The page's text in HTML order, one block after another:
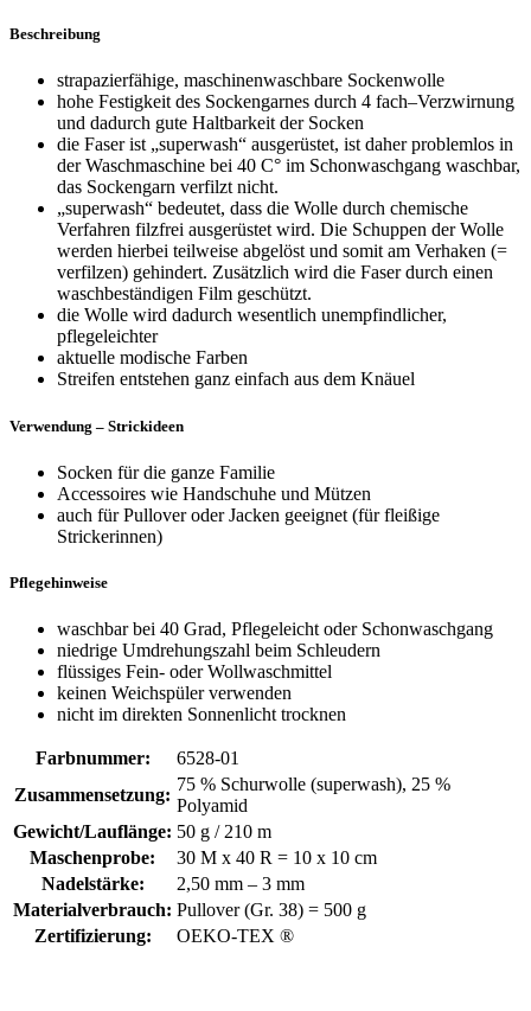
Beschreibung
strapazierfähige, maschinenwaschbare Sockenwolle
hohe Festigkeit des Sockengarnes durch 4 fach–Verzwirnung
und dadurch gute Haltbarkeit der Socken
die Faser ist „superwash“ ausgerüstet, ist daher problemlos in
der Waschmaschine bei 40 C° im Schonwaschgang waschbar,
das Sockengarn verfilzt nicht.
„superwash“ bedeutet, dass die Wolle durch chemische
Verfahren filzfrei ausgerüstet wird. Die Schuppen der Wolle
werden hierbei teilweise abgelöst und somit am Verhaken (=
verfilzen) gehindert. Zusätzlich wird die Faser durch einen
waschbeständigen Film geschützt.
die Wolle wird dadurch wesentlich unempfindlicher,
pflegeleichter
aktuelle modische Farben
Streifen entstehen ganz einfach aus dem Knäuel
Verwendung – Strickideen
Socken für die ganze Familie
Accessoires wie Handschuhe und Mützen
auch für Pullover oder Jacken geeignet (für fleißige
Strickerinnen)
Pflegehinweise
waschbar bei 40 Grad, Pflegeleicht oder Schonwaschgang
niedrige Umdrehungszahl beim Schleudern
flüssiges Fein- oder Wollwaschmittel
keinen Weichspüler verwenden
nicht im direkten Sonnenlicht trocknen
Farbnummer:
6528-01
Zusammensetzung:
75 % Schurwolle (superwash), 25 %
Polyamid
Gewicht/Lauflänge: 50 g / 210 m
Maschenprobe:
30 M x 40 R = 10 x 10 cm
Nadelstärke:
2,50 mm – 3 mm
Materialverbrauch: Pullover (Gr. 38) = 500 g
Zertifizierung:
OEKO-TEX ®